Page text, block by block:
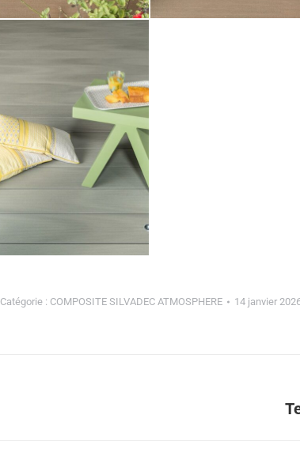
Catégorie : COMPOSITE SILVADEC ATMOSPHERE 14 janvier